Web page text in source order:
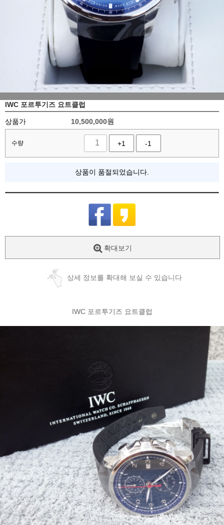
IWC 포르투기즈 요트클럽
상품가 10,500,000원
수량 +1 -1
상품이 품절되었습니다.
확대보기
상세 정보를 확대해 보실 수 있습니다
IWC 포르투기즈 요트클럽